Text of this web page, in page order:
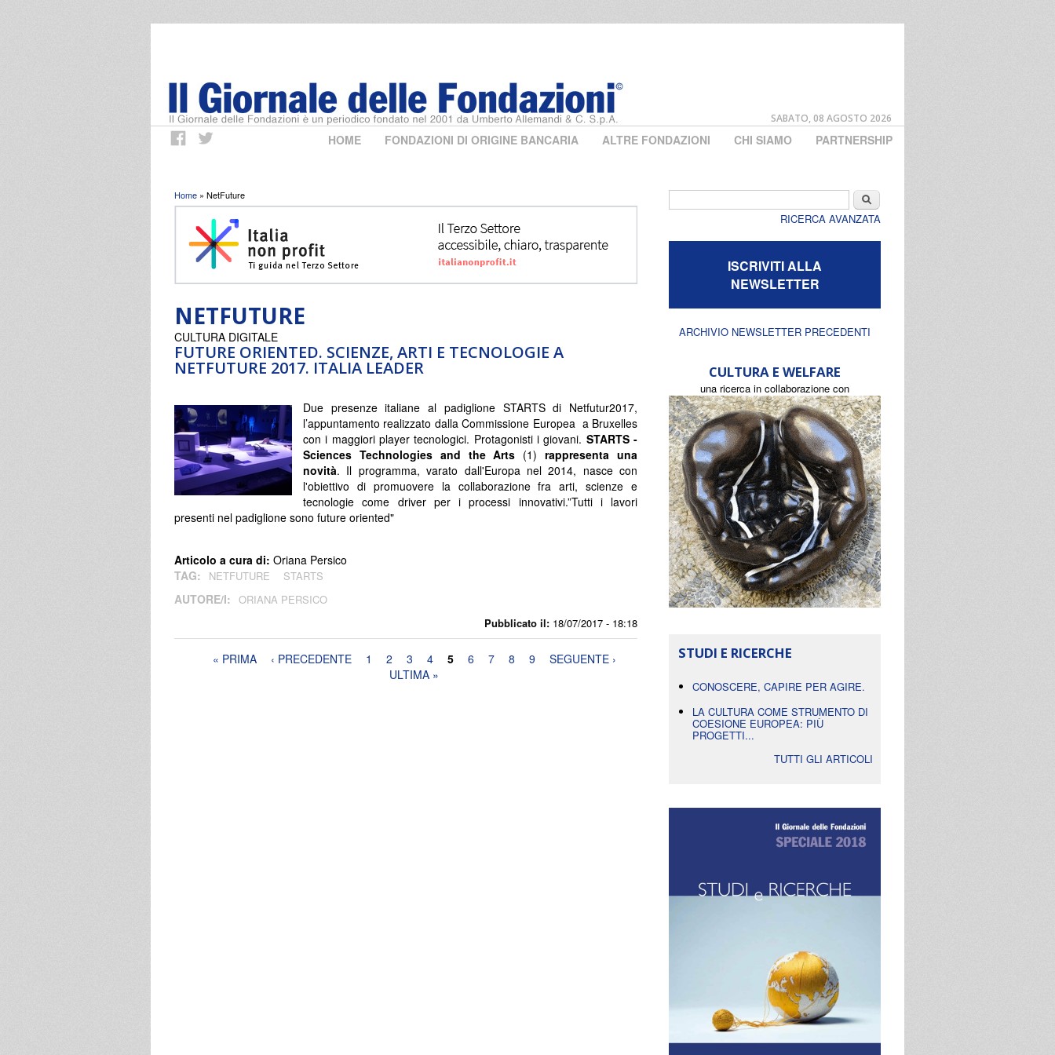
SABATO, 08 AGOSTO 2026
HOME FONDAZIONI DI ORIGINE BANCARIA ALTRE FONDAZIONI CHI SIAMO PARTNERSHIP
Tu sei qui
Home » NetFuture
NETFUTURE
FUTURE ORIENTED. SCIENZE, ARTI E TECNOLOGIE A
NETFUTURE 2017. ITALIA LEADER
Pubblicato il: 18/07/2017 - 18:18
CULTURA DIGITALE
Due presenze italiane al padiglione STARTS di Netfutur2017,
l’appuntamento realizzato dalla Commissione Europea a Bruxelles
con i maggiori player tecnologici. Protagonisti i giovani. STARTS -
Sciences Technologies and the Arts (1) rappresenta una
novità. Il programma, varato dall'Europa nel 2014, nasce con
l'obiettivo di promuovere la collaborazione fra arti, scienze e
tecnologie come driver per i processi innovativi.”Tutti i lavori
presenti nel padiglione sono future oriented"
Articolo a cura di: Oriana Persico
TAG:
NETFUTURE STARTS
AUTORE/I: ORIANA PERSICO
Pagine« PRIMA ‹ PRECEDENTE 1 2 3 4 5 6 7 8 9
SEGUENTE ›
ULTIMA »
Cerca
RICERCA AVANZATA
ISCRIVITI ALLA
NEWSLETTER
ARCHIVIO NEWSLETTER PRECEDENTI
CULTURA E WELFARE
una ricerca in collaborazione con
STUDI E RICERCHE
CONOSCERE, CAPIRE PER AGIRE.
LA CULTURA COME STRUMENTO DI
COESIONE EUROPEA: PIÙ
PROGETTI...
TUTTI GLI ARTICOLI